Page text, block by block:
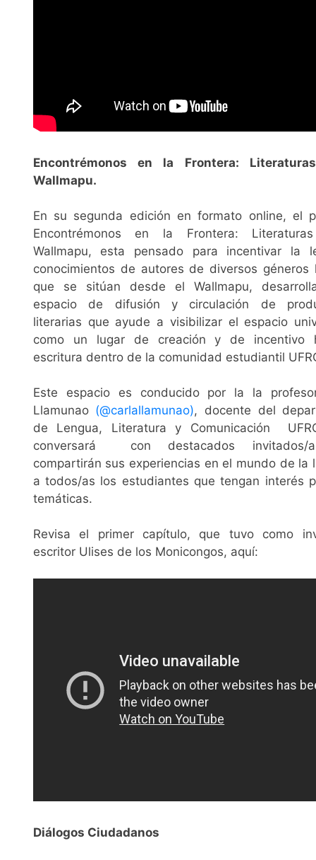
Encontrémonos en la Frontera:
Wallmapu.
En su segunda edición en formato online, el
Encontrémonos en la Frontera:
Wallmapu, esta pensado para incentivar la
conocimientos de autores de diversos géneros
que se sitúan desde el Wallmapu,
espacio de difusión y circulación de
literarias que ayude a visibilizar el espacio
como un lugar de creación y de incentivo
escritura dentro de la comunidad estudiantil
Este espacio es conducido por la la
Llamunao (@carlallamunao), docente del
de Lengua, Literatura y Comunicación
conversará con destacados invitados/
compartirán sus experiencias en el mundo de la
a todos/as los estudiantes que tengan interés
temáticas.
Revisa el primer capítulo, que tuvo como
escritor Ulises de los Monicongos, aquí:
Diálogos Ciudadanos